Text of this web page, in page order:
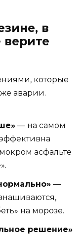
в
которые
аварии.
— на самом
асфальте
—
на морозе.
решение»